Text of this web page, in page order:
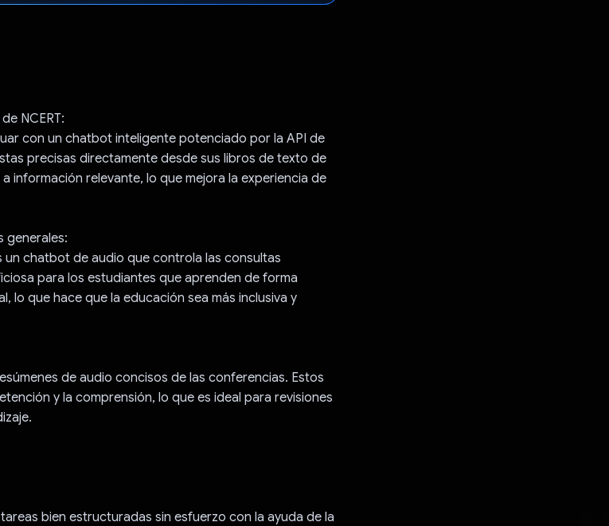
NCERT:
con un chatbot inteligente potenciado por la API de
precisas directamente desde sus libros de texto de
información relevante, lo que mejora la experiencia de
generales:
un chatbot de audio que controla las consultas
para los estudiantes que aprenden de forma
lo que hace que la educación sea más inclusiva y
de audio concisos de las conferencias. Estos
y la comprensión, lo que es ideal para revisiones
bien estructuradas sin esfuerzo con la ayuda de la